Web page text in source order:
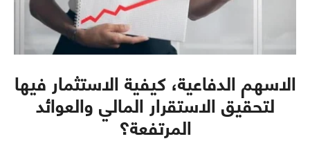
الاسهم الدفاعية، كيفية الاستثمار فيها
لتحقيق الاستقرار المالي والعوائد
المرتفعة؟